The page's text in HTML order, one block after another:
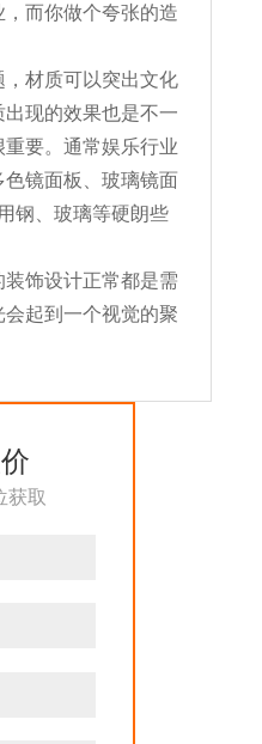
而你做个夸张的造
材质可以突出文化
现的效果也是不一
要。通常娱乐行业
镜面板、玻璃镜面
钢、玻璃等硬朗些
饰设计正常都是需
起到一个视觉的聚
获取